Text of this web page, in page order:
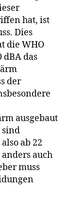
hat, ist
Dies
die WHO
dBA das
der
ausgebaut
sind
ab 22
auch
muss